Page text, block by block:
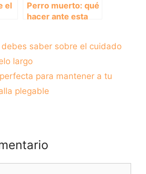
el
Perro muerto: qué
hacer ante esta
saber sobre el cuidado
largo
para mantener a tu
plegable